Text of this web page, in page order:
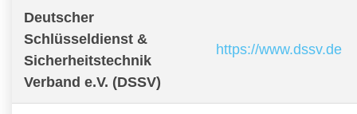
Deutscher
Schlüsseldienst &
Sicherheitstechnik
Verband e.V. (DSSV)
https://www.dssv.de